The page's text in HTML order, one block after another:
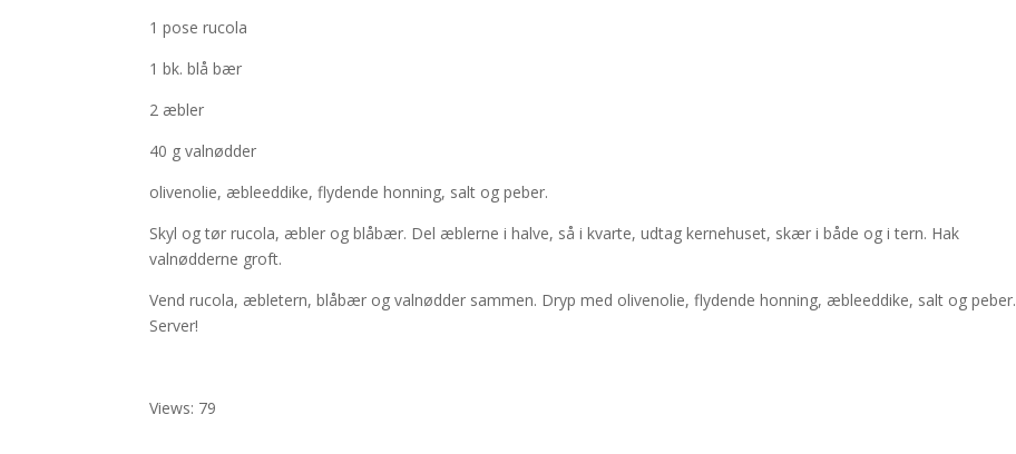
1 pose rucola
1 bk. blå bær
2 æbler
40 g valnødder
olivenolie, æbleeddike, flydende honning, salt og peber.
Skyl og tør rucola, æbler og blåbær. Del æblerne i halve, så i kvarte, udtag kernehuset, skær i både og i tern. Hak
valnødderne groft.
Vend rucola, æbletern, blåbær og valnødder sammen. Dryp med olivenolie, flydende honning, æbleeddike, salt og peber.
Server!
Views: 79